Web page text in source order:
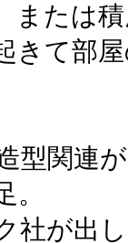
または
きて部
型関連
社が出